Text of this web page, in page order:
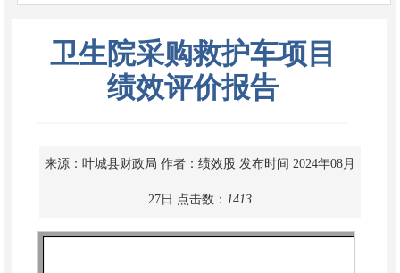
卫生院采购救护车项目
绩效评价报告
来源：叶城县财政局 作者：绩效股 发布时间 2024年08月
27日 点击数： 1413